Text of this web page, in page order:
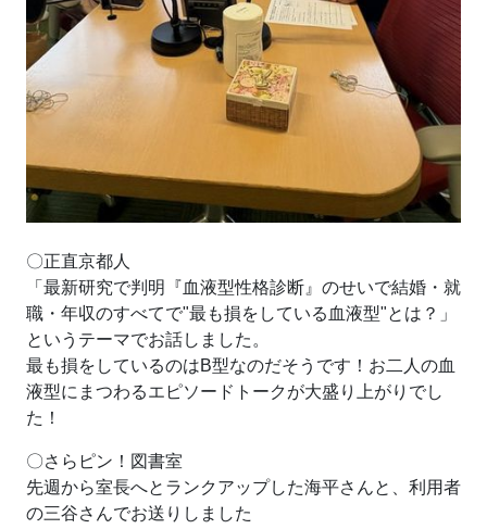
〇正直京都人
「最新研究で判明『血液型性格診断』のせいで結婚・就
職・年収のすべてで"最も損をしている血液型"とは？」
というテーマでお話しました。
最も損をしているのはB型なのだそうです！お二人の血
液型にまつわるエピソードトークが大盛り上がりでし
た！
〇さらピン！図書室
先週から室長へとランクアップした海平さんと、利用者
の三谷さんでお送りしました